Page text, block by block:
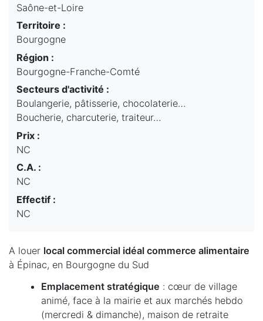
Saône-et-Loire
Territoire :
Bourgogne
Région :
Bourgogne-Franche-Comté
Secteurs d'activité :
Boulangerie, pâtisserie, chocolaterie…
Boucherie, charcuterie, traiteur…
Prix :
NC
C.A. :
NC
Effectif :
NC
A louer local commercial idéal commerce alimentaire
à Épinac, en Bourgogne du Sud
Emplacement stratégique : cœur de village
animé, face à la mairie et aux marchés hebdo
(mercredi & dimanche), maison de retraite